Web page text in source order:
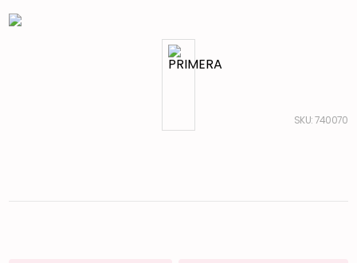
:740070